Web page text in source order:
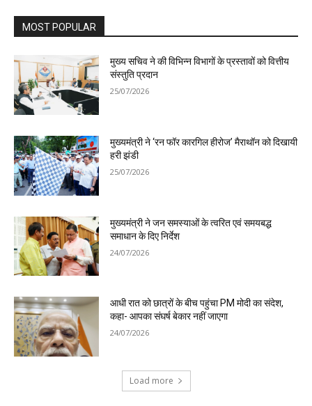
MOST POPULAR
मुख्य सचिव ने की विभिन्न विभागों के प्रस्तावों को वित्तीय
संस्तुति प्रदान
25/07/2026
मुख्यमंत्री ने ‘रन फॉर कारगिल हीरोज’ मैराथॉन को दिखायी
हरी झंडी
25/07/2026
मुख्यमंत्री ने जन समस्याओं के त्वरित एवं समयबद्ध
समाधान के दिए निर्देश
24/07/2026
आधी रात को छात्रों के बीच पहुंचा PM मोदी का संदेश,
कहा- आपका संघर्ष बेकार नहीं जाएगा
24/07/2026
Load more